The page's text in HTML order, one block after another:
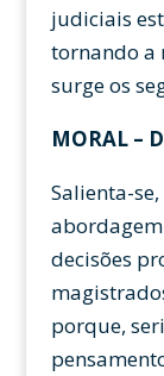
judiciais
tornando a
surge os
MORAL –
Salienta-
decisões
porque,